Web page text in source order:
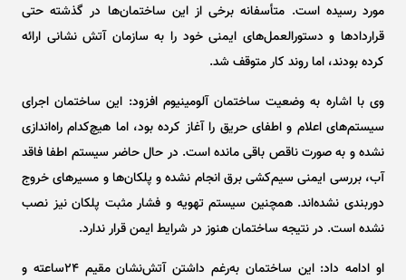
مورد رسیده است. متأسفانه برخی از این ساختمان‌ها در گذشته حتی
قرارداد‌ها و دستورالعمل‌های ایمنی خود را به سازمان آتش نشانی ارائه
کرده بودند، اما روند کار متوقف شد.
وی با اشاره به وضعیت ساختمان آلومینیوم افزود: این ساختمان اجرای
سیستم‌های اعلام و اطفای حریق را آغاز کرده بود، اما هیچ‌کدام راه‌اندازی
نشده و به صورت ناقص باقی مانده است. در حال حاضر سیستم اطفا فاقد
آب، بررسی ایمنی سیم‌کشی برق انجام نشده و پلکان‌ها و مسیر‌های خروج
دوربندی نشده‌اند. همچنین سیستم تهویه و فشار مثبت پلکان نیز نصب
نشده است. در نتیجه ساختمان هنوز در شرایط ایمن قرار ندارد.
او ادامه داد: این ساختمان به‌رغم داشتن آتش‌نشان مقیم ۲۴ساعته و